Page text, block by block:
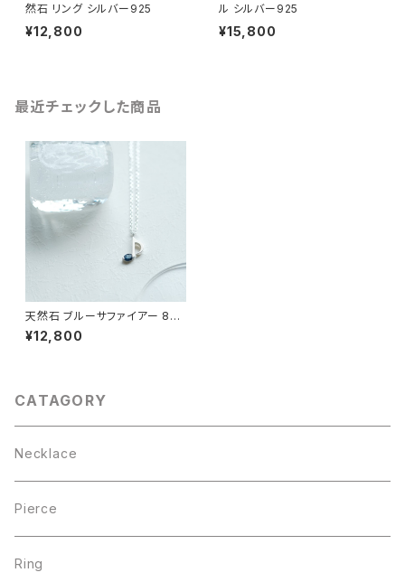
然石 リング シルバー925
¥12,800
ル シルバー925
¥15,800
最近チェックした商品
天然石 ブルーサファイアー 8分
音符 ネックレス シルバー925 9
月誕生石 音楽 モチーフ レディ
¥12,800
CATAGORY
Necklace
Pierce
Ring